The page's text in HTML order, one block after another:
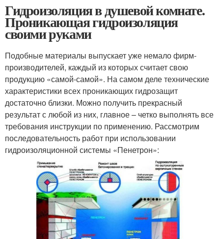
Гидроизоляция в душевой комнате.
Проникающая гидроизоляция
своими руками
Подобные материалы выпускает уже немало фирм-
производителей, каждый из которых считает свою
продукцию «самой-самой». На самом деле технические
характеристики всех проникающих гидрозащит
достаточно близки. Можно получить прекрасный
результат с любой из них, главное – четко выполнять все
требования инструкции по применению. Рассмотрим
последовательность работ при использовании
гидроизоляционной системы «Пенетрон»: